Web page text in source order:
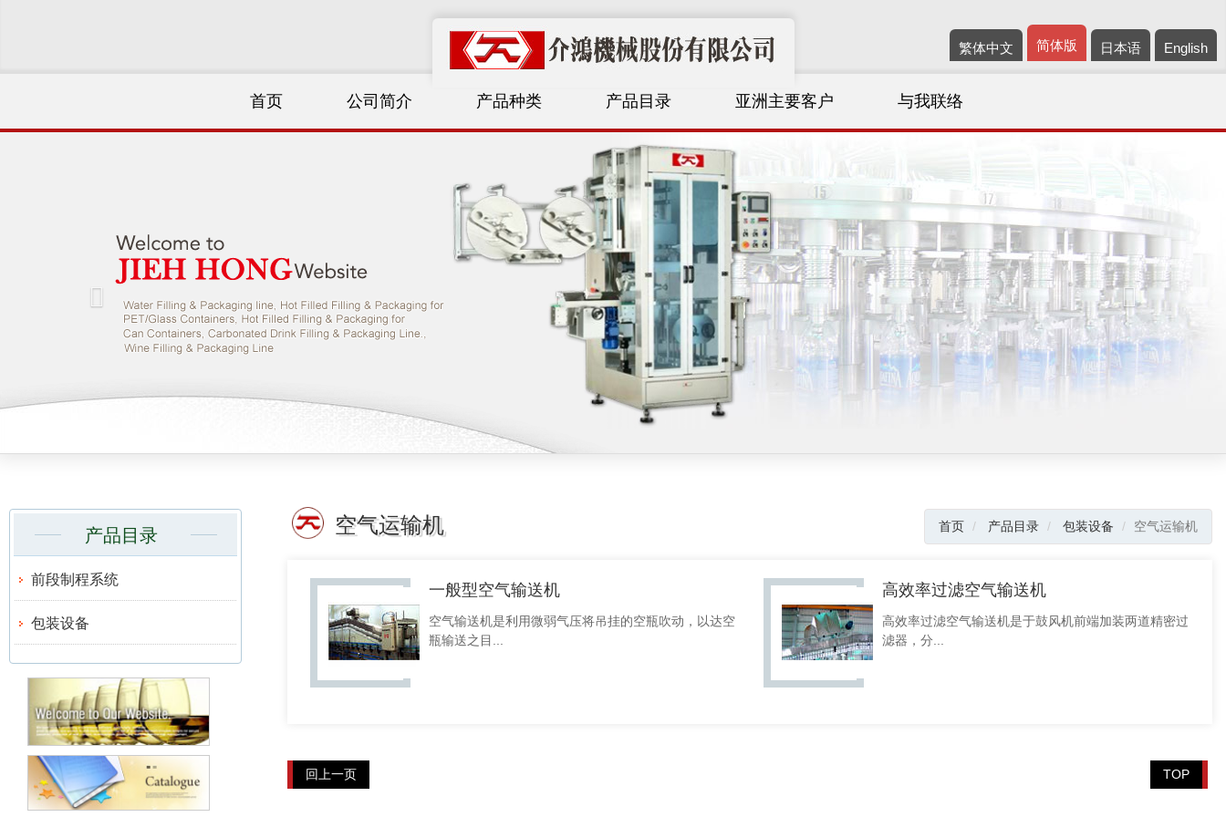
首页 公司简介 产品种类 产品目录 亚洲主要客户 与我联络
繁体中文 简体版 日本语 English
产品目录
前段制程系统
包装设备
空气运输机 首页 产品目录 包装设备 空气运输机
一般型空气输送机
空气输送机是利用微弱气压将吊挂的空瓶吹动，以达空
瓶输送之目...
高效率过滤空气输送机
高效率过滤空气输送机是于鼓风机前端加装两道精密过
滤器，分...
回上一页 TOP